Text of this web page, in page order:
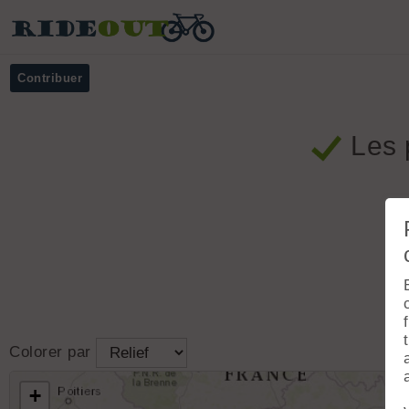
Contribuer
Les
Mot-clé
Revêtement Fréquentation
Colorer par
+